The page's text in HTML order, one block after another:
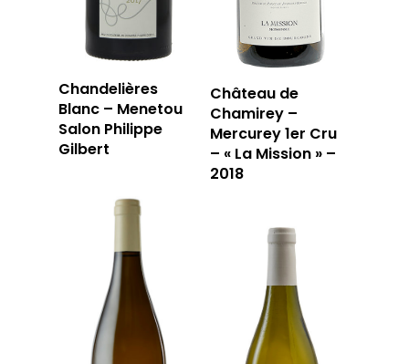
Chandelières
Blanc – Menetou
Salon Philippe
Gilbert
Château de
Chamirey –
Mercurey 1er Cru
– « La Mission » –
2018